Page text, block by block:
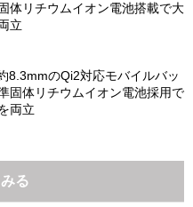
体リチウムイオン電池搭載で大
立
8.3mmのQi2対応モバイルバッ
固体リチウムイオン電池採用で
両立
る